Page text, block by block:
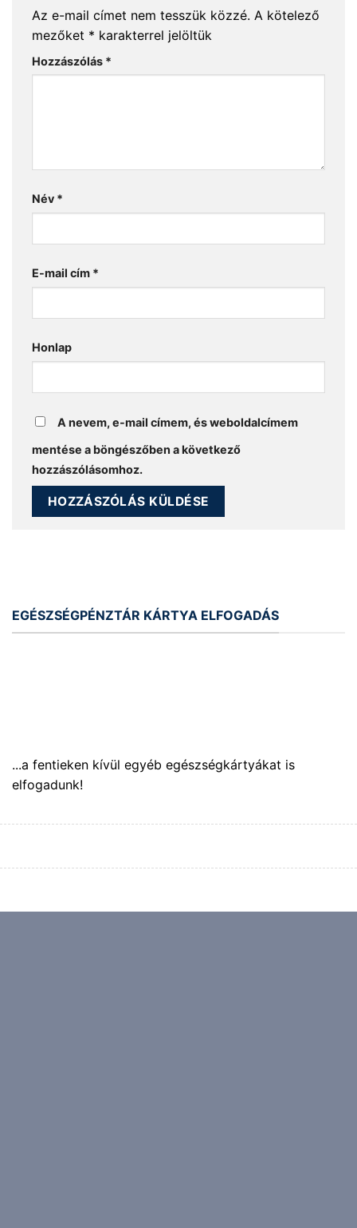
Az e-mail címet nem tesszük közzé. A kötelező
mezőket * karakterrel jelöltük
Hozzászólás *
Név *
E-mail cím *
Honlap
A nevem, e-mail címem, és weboldalcímem
mentése a böngészőben a következő
hozzászólásomhoz.
EGÉSZSÉGPÉNZTÁR KÁRTYA ELFOGADÁS
...a fentieken kívül egyéb egészségkártyákat is
elfogadunk!